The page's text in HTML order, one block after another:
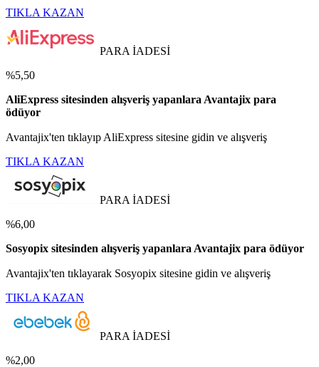
TIKLA KAZAN
PARA İADESİ
%5,50
AliExpress sitesinden alışveriş yapanlara Avantajix para
ödüyor
Avantajix'ten tıklayıp AliExpress sitesine gidin ve alışveriş
TIKLA KAZAN
PARA İADESİ
%6,00
Sosyopix sitesinden alışveriş yapanlara Avantajix para ödüyor
Avantajix'ten tıklayarak Sosyopix sitesine gidin ve alışveriş
TIKLA KAZAN
PARA İADESİ
%2,00